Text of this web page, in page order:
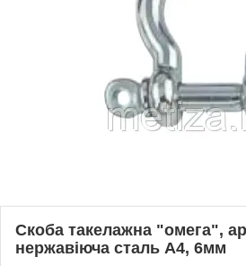
Скоба такелажна "омега",
нержавіюча сталь А4, 6мм